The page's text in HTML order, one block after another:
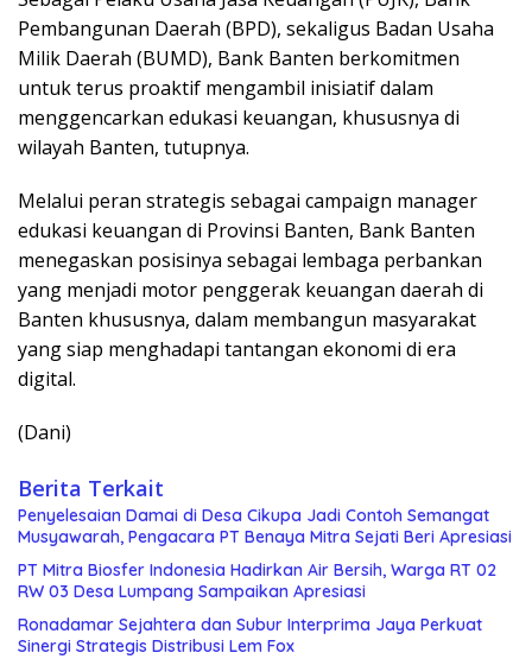
Pembangunan Daerah (BPD), sekaligus Badan Usaha
Milik Daerah (BUMD), Bank Banten berkomitmen
untuk terus proaktif mengambil inisiatif dalam
menggencarkan edukasi keuangan, khususnya di
wilayah Banten, tutupnya.
Melalui peran strategis sebagai campaign manager
edukasi keuangan di Provinsi Banten, Bank Banten
menegaskan posisinya sebagai lembaga perbankan
yang menjadi motor penggerak keuangan daerah di
Banten khususnya, dalam membangun masyarakat
yang siap menghadapi tantangan ekonomi di era
digital.
(Dani)
Berita Terkait
Penyelesaian Damai di Desa Cikupa Jadi Contoh Semangat
Musyawarah, Pengacara PT Benaya Mitra Sejati Beri Apresiasi
PT Mitra Biosfer Indonesia Hadirkan Air Bersih, Warga RT 02
RW 03 Desa Lumpang Sampaikan Apresiasi
Ronadamar Sejahtera dan Subur Interprima Jaya Perkuat
Sinergi Strategis Distribusi Lem Fox